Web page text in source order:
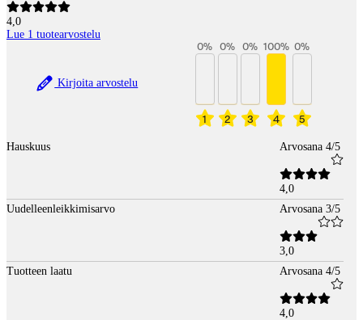
4,0
Lue 1 tuotearvostelu
Kirjoita arvostelu
1
0%
2
0%
3
0%
4
100%
5
0%
Hauskuus Arvosana 4/5
4,0
Uudelleenleikkimisarvo
Arvosana 3/5
3,0
Tuotteen laatu
Arvosana 4/5
4,0